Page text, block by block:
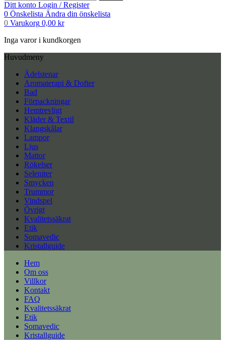
Ditt konto Login / Register
0 Önskelista Ändra din önskelista
0 Varukorg 0,00 kr
Inga varor i kundkorgen
Huvudmeny
Ädelstenar
Aromaterapi & Dofter
Bad
Förpackningar
Hemtrevligt
Kläder & Textil
Klangskålar
Lampor
Ljus
Mattor
Rökelser
Seleniter
Smycken
Trummor
Vindspel
Övrigt
Kvalitetssäkrat
Etik
Somavedic
Kristallguide
Hem
Om oss
Villkor
Kontakt
FAQ
Kvalitetssäkrat
Etik
Somavedic
Kristallguide